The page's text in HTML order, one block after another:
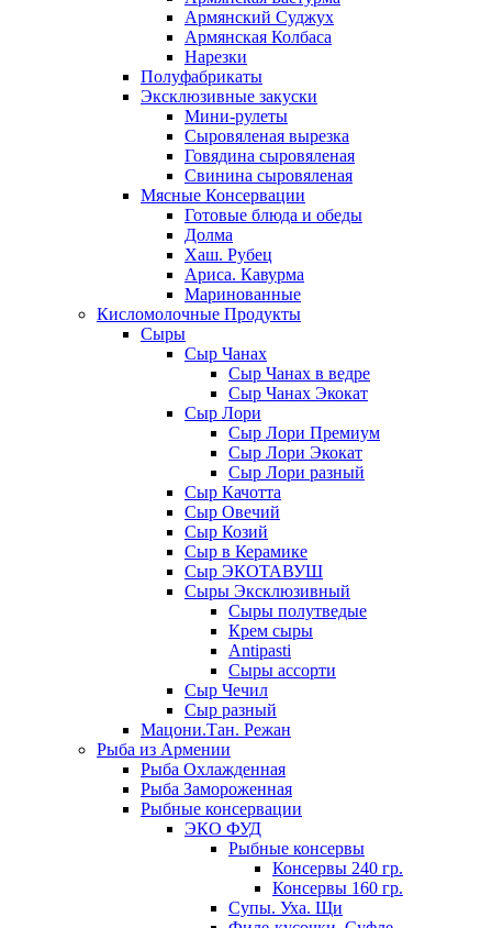
Армянский Суджух
Армянская Колбаса
Нарезки
Полуфабрикаты
Эксклюзивные закуски
Мини-рулеты
Сыровяленая вырезка
Говядина сыровяленая
Свинина сыровяленая
Мясные Консервации
Готовые блюда и обеды
Долма
Хаш. Рубец
Ариса. Кавурма
Маринованные
Кисломолочные Продукты
Сыры
Сыр Чанах
Сыр Чанах в ведре
Сыр Чанах Экокат
Сыр Лори
Сыр Лори Премиум
Сыр Лори Экокат
Сыр Лори разный
Сыр Качотта
Сыр Овечий
Сыр Козий
Сыр в Керамике
Сыр ЭКОТАВУШ
Сыры Эксклюзивный
Сыры полутведые
Крем сыры
Antipasti
Сыры ассорти
Сыр Чечил
Сыр разный
Мацони.Тан. Режан
Рыба из Армении
Рыба Охлажденная
Рыба Замороженная
Рыбные консервации
ЭКО ФУД
Рыбные консервы
Консервы 240 гр.
Консервы 160 гр.
Супы. Уха. Щи